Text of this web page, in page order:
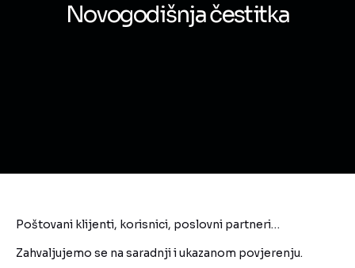
Novogodišnja čestitka
Poštovani klijenti, korisnici, poslovni partneri…
Zahvaljujemo se na saradnji i ukazanom povjerenju.